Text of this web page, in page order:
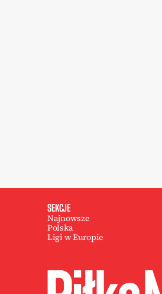
SEKCJE
Najnowsze
Polska
Ligi w Europie